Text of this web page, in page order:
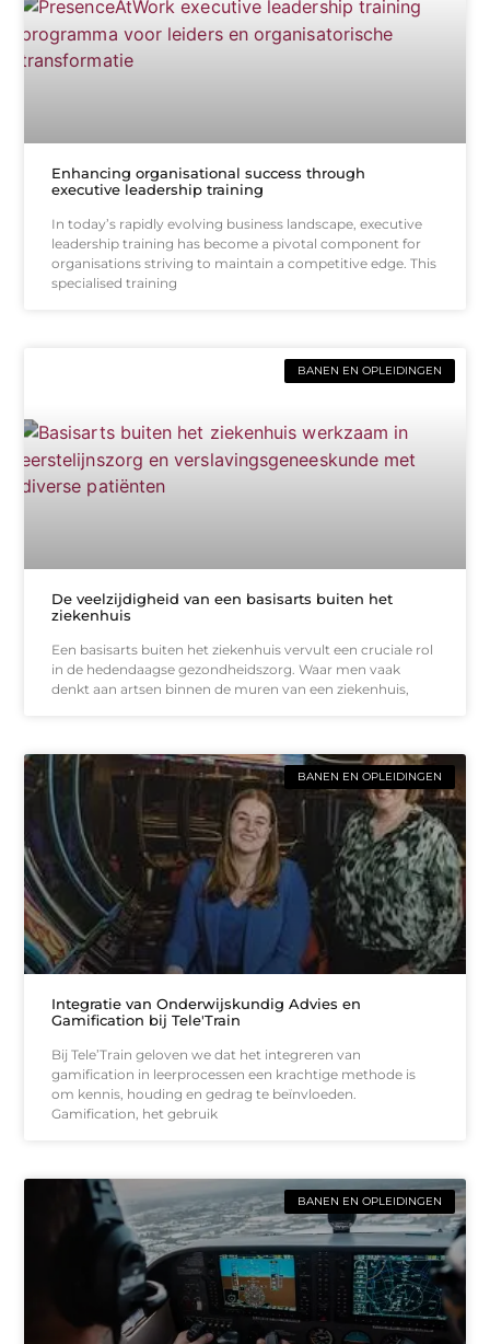
Enhancing organisational success through
executive leadership training
In today’s rapidly evolving business landscape, executive
leadership training has become a pivotal component for
organisations striving to maintain a competitive edge. This
specialised training
BANEN EN OPLEIDINGEN
De veelzijdigheid van een basisarts buiten het
ziekenhuis
Een basisarts buiten het ziekenhuis vervult een cruciale rol
in de hedendaagse gezondheidszorg. Waar men vaak
denkt aan artsen binnen de muren van een ziekenhuis,
BANEN EN OPLEIDINGEN
Integratie van Onderwijskundig Advies en
Gamification bij Tele'Train
Bij Tele’Train geloven we dat het integreren van
gamification in leerprocessen een krachtige methode is
om kennis, houding en gedrag te beïnvloeden.
Gamification, het gebruik
BANEN EN OPLEIDINGEN